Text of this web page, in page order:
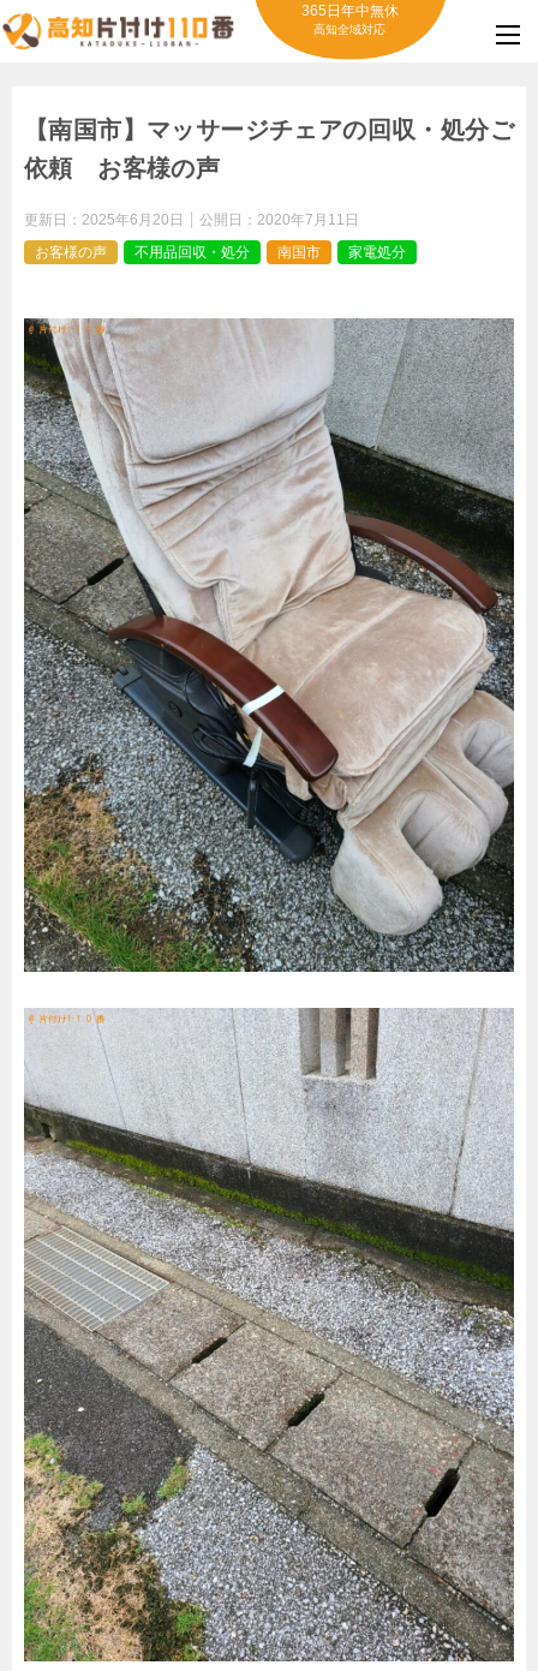
365日年中無休
高知全域対応
【南国市】マッサージチェアの回収・処分ご
依頼 お客様の声
更新日： 2025年6月20日 公開日： 2020年7月11日
お客様の声
不用品回収・処分 南国市 家電処分